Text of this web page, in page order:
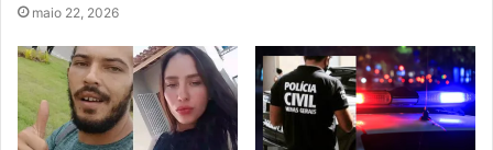
maio 22, 2026